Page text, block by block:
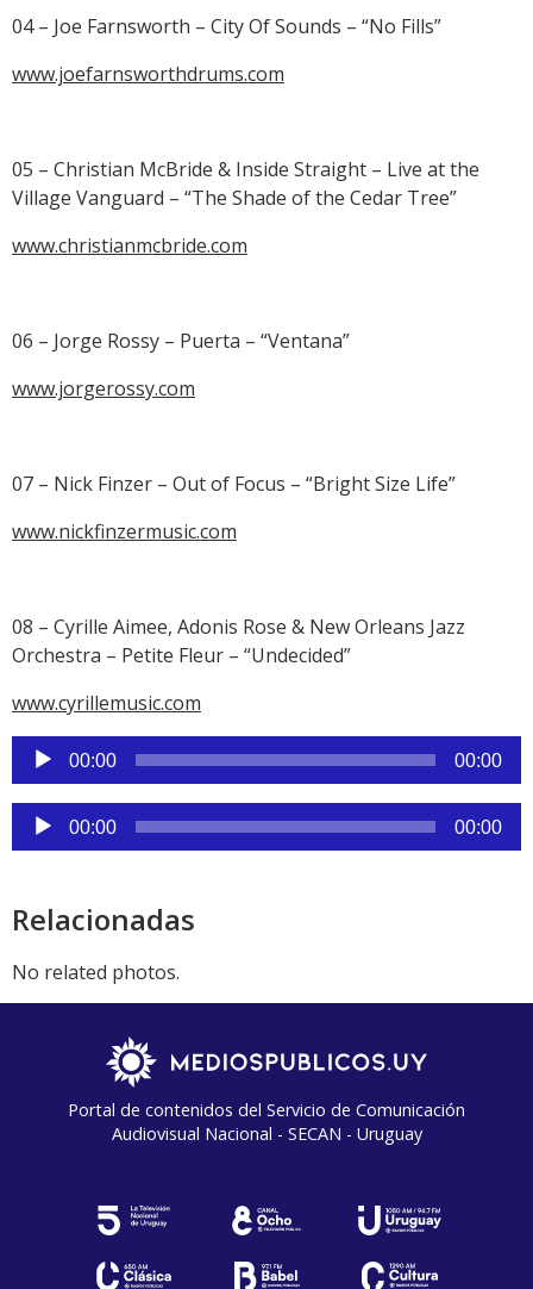
04 – Joe Farnsworth – City Of Sounds – “No Fills”
www.joefarnsworthdrums.com
05 – Christian McBride & Inside Straight – Live at the
Village Vanguard – “The Shade of the Cedar Tree”
www.christianmcbride.com
06 – Jorge Rossy – Puerta – “Ventana”
www.jorgerossy.com
07 – Nick Finzer – Out of Focus – “Bright Size Life”
www.nickfinzermusic.com
08 – Cyrille Aimee, Adonis Rose & New Orleans Jazz
Orchestra – Petite Fleur – “Undecided”
www.cyrillemusic.com
Reproductor
de
audio
00:00 00:00
Reproductor
de
00:00 00:00
Relacionadas
No related photos.
Portal de contenidos del Servicio de Comunicación
Audiovisual Nacional - SECAN - Uruguay